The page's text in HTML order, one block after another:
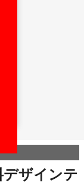
デザインテ